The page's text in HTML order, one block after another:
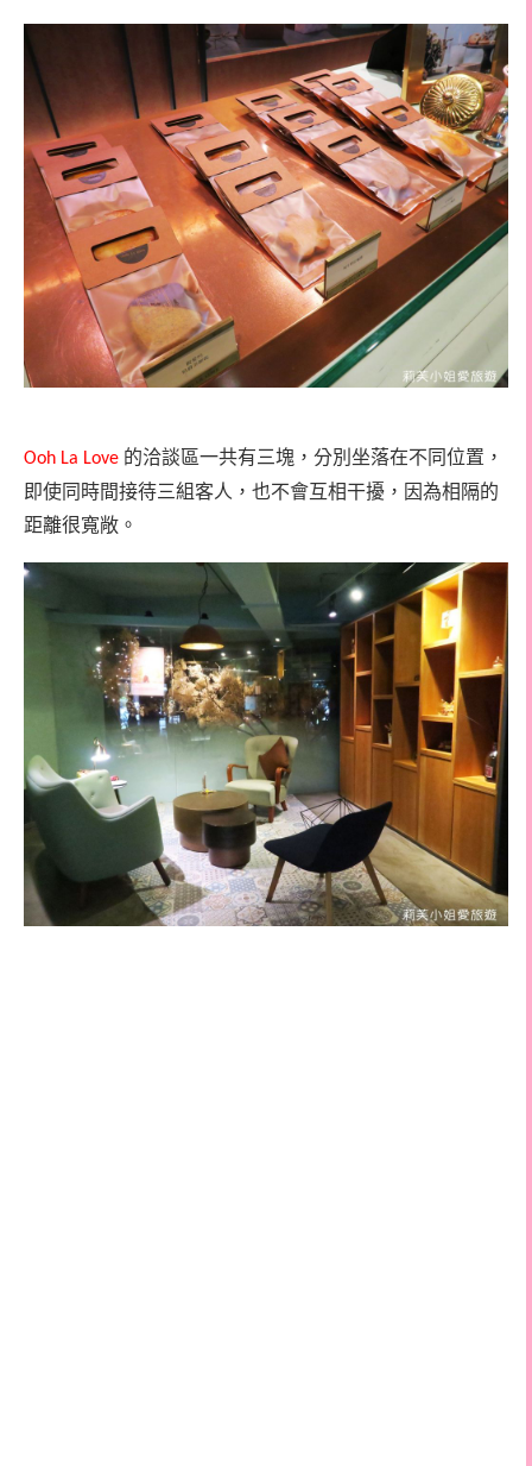
Ooh La Love 的洽談區一共有三塊，分別坐落在不同位置，
即使同時間接待三組客人，也不會互相干擾，因為相隔的
距離很寬敞。